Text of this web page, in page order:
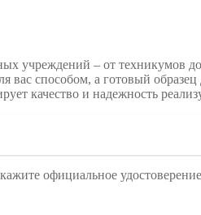
учреждений – от техникумов
вас способом, а готовый
качество и надежность
официальное